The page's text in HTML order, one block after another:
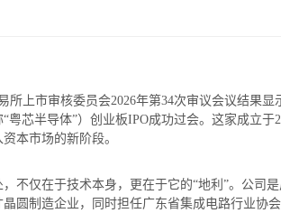
所上市审核委员会2026年第34次审议会议结果显
粤芯半导体”）创业板IPO成功过会。这家成立于
本市场的新阶段。
不仅在于技术本身，更在于它的“地利”。公司
圆制造企业，同时担任广东省集成电路行业协